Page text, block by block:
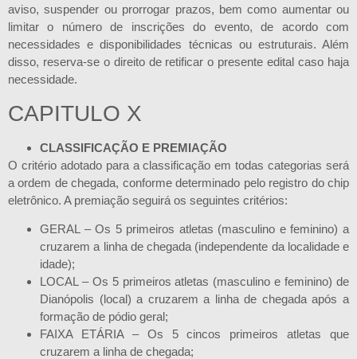
aviso, suspender ou prorrogar prazos, bem como aumentar ou
limitar o número de inscrições do evento, de acordo com
necessidades e disponibilidades técnicas ou estruturais. Além
disso, reserva-se o direito de retificar o presente edital caso haja
necessidade.
CAPITULO X
CLASSIFICAÇÃO E PREMIAÇÃO
O critério adotado para a classificação em todas categorias será
a ordem de chegada, conforme determinado pelo registro do chip
eletrônico. A premiação seguirá os seguintes critérios:
GERAL – Os 5 primeiros atletas (masculino e feminino) a
cruzarem a linha de chegada (independente da localidade e
idade);
LOCAL – Os 5 primeiros atletas (masculino e feminino) de
Dianópolis (local) a cruzarem a linha de chegada após a
formação de pódio geral;
FAIXA ETÁRIA – Os 5 cincos primeiros atletas que
cruzarem a linha de chegada;